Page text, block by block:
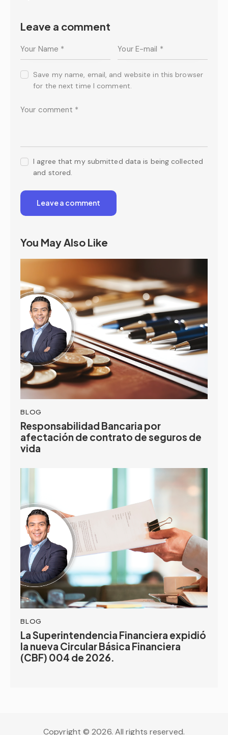
Leave a comment
Save my name, email, and website in this browser
for the next time I comment.
I agree that my submitted data is being collected
and stored.
You May Also Like
BLOG
Responsabilidad Bancaria por
afectación de contrato de seguros de
vida
BLOG
La Superintendencia Financiera expidió
la nueva Circular Básica Financiera
(CBF) 004 de 2026.
Copyright © 2026. All rights reserved.